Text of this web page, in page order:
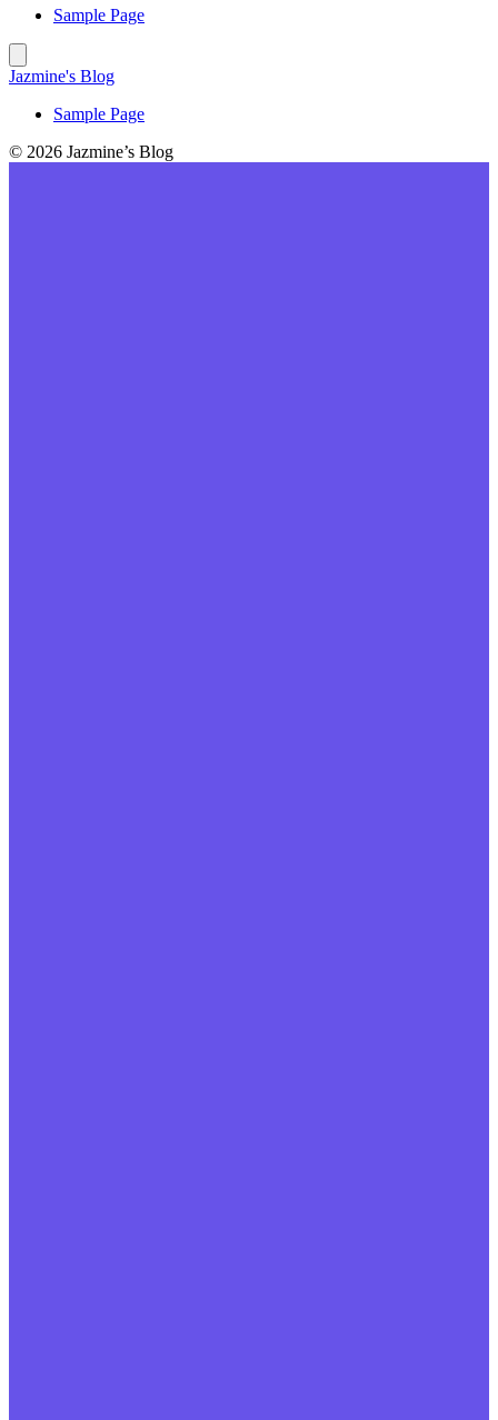
Sample Page
Jazmine's Blog
Sample Page
© 2026 Jazmine’s Blog